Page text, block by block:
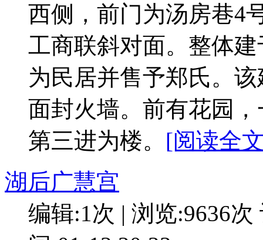
西侧，前门为汤房巷4
工商联斜对面。整体
为民居并售予郑氏。
面封火墙。前有花园
第三进为楼。 [阅读全
湖后广慧宫
编辑:1次 | 浏览:9636次